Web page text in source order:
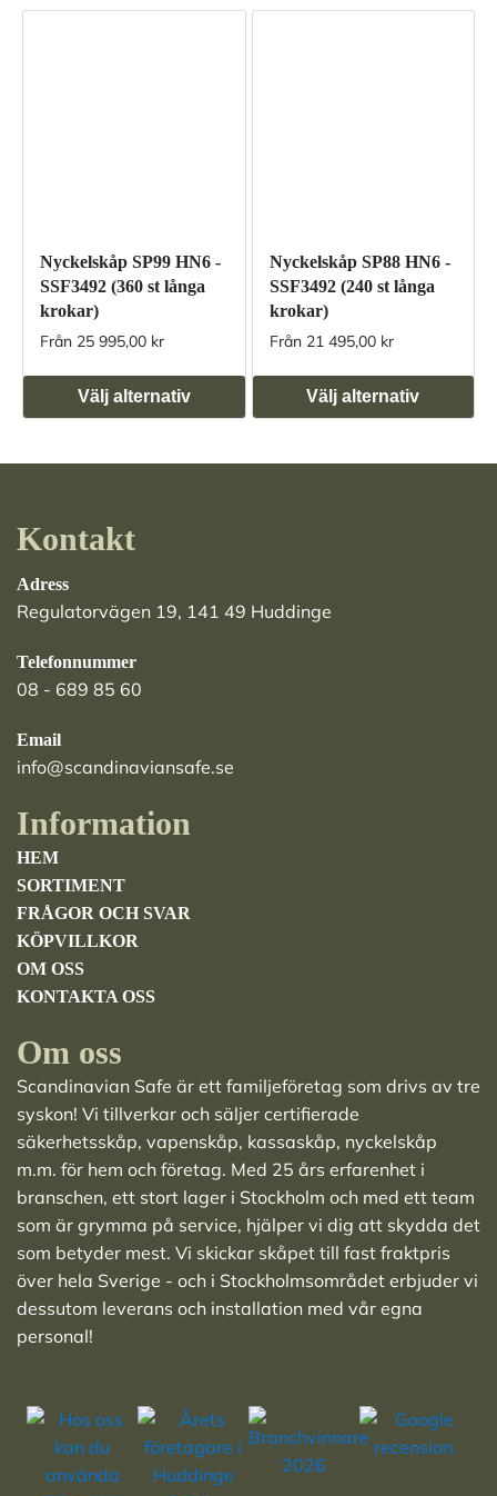
Nyckelskåp SP99 HN6 -
SSF3492 (360 st långa
krokar)
Från 25 995,00 kr
Välj alternativ
Nyckelskåp SP88 HN6 -
SSF3492 (240 st långa
krokar)
Från 21 495,00 kr
Välj alternativ
Kontakt
Adress
Regulatorvägen 19, 141 49 Huddinge
Telefonnummer
08 - 689 85 60
Email
info@scandinaviansafe.se
Information
HEM
SORTIMENT
FRÅGOR OCH SVAR
KÖPVILLKOR
OM OSS
KONTAKTA OSS
Om oss
Scandinavian Safe är ett familjeföretag som drivs av tre
syskon! Vi tillverkar och säljer certifierade
säkerhetsskåp, vapenskåp, kassaskåp, nyckelskåp
m.m. för hem och företag. Med 25 års erfarenhet i
branschen, ett stort lager i Stockholm och med ett team
som är grymma på service, hjälper vi dig att skydda det
som betyder mest. Vi skickar skåpet till fast fraktpris
över hela Sverige - och i Stockholmsområdet erbjuder vi
dessutom leverans och installation med vår egna
personal!